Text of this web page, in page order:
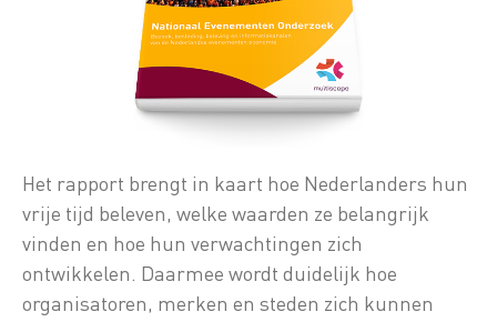
Het rapport brengt in kaart hoe Nederlanders hun
vrije tijd beleven, welke waarden ze belangrijk
vinden en hoe hun verwachtingen zich
ontwikkelen. Daarmee wordt duidelijk hoe
organisatoren, merken en steden zich kunnen